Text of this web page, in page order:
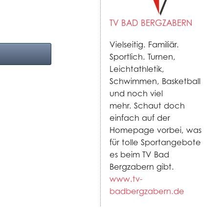
TV BAD BERGZABERN
Vielseitig. Familiär.
Sportlich. Turnen,
Leichtathletik,
Schwimmen, Basketball
und noch viel
mehr. Schaut doch
einfach auf der
Homepage vorbei, was
für tolle Sportangebote
es beim TV Bad
Bergzabern gibt.
www.tv-
badbergzabern.de